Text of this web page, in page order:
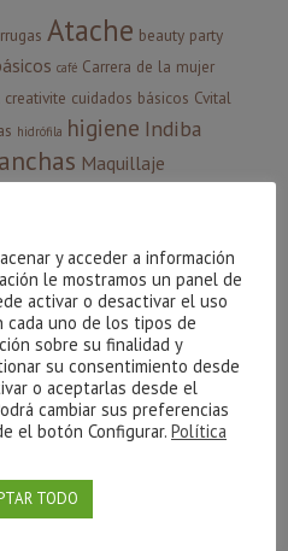
Atache beauty party
café Carrera de la mujer
creativite cuidados básicos Cvital
hidrófila higiene Indiba
Maquillaje
y acceder a información
le mostramos un panel de
activar o desactivar el uso
cada uno de los tipos de
sobre su finalidad y
su consentimiento desde
o aceptarlas desde el
cambiar sus preferencias
el botón Configurar. Política
TODO